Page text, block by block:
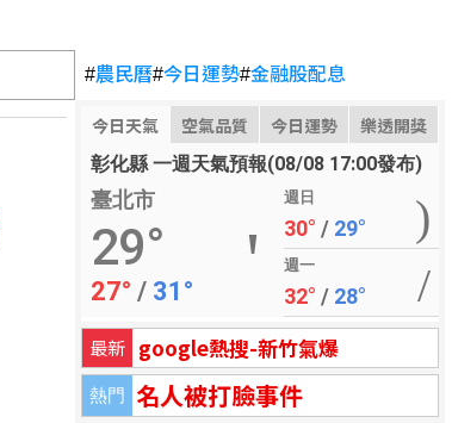
#農民曆#今日運勢#金融股配息
今日天氣 空氣品質 今日運勢 樂透開獎
彰化縣 一週天氣預報(08/08 17:00發布)
臺北市
29°
27° / 31°
週日
30° / 29°
週一
32° / 28°
最新 google熱搜-新竹氣爆
熱門 名人被打臉事件